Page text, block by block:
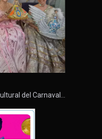
del Carnaval…